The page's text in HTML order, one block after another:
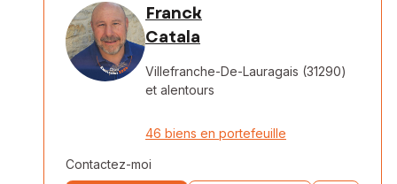
Franck
Catala
Villefranche-De-Lauragais (31290)
et alentours
46 biens en portefeuille
Contactez-moi